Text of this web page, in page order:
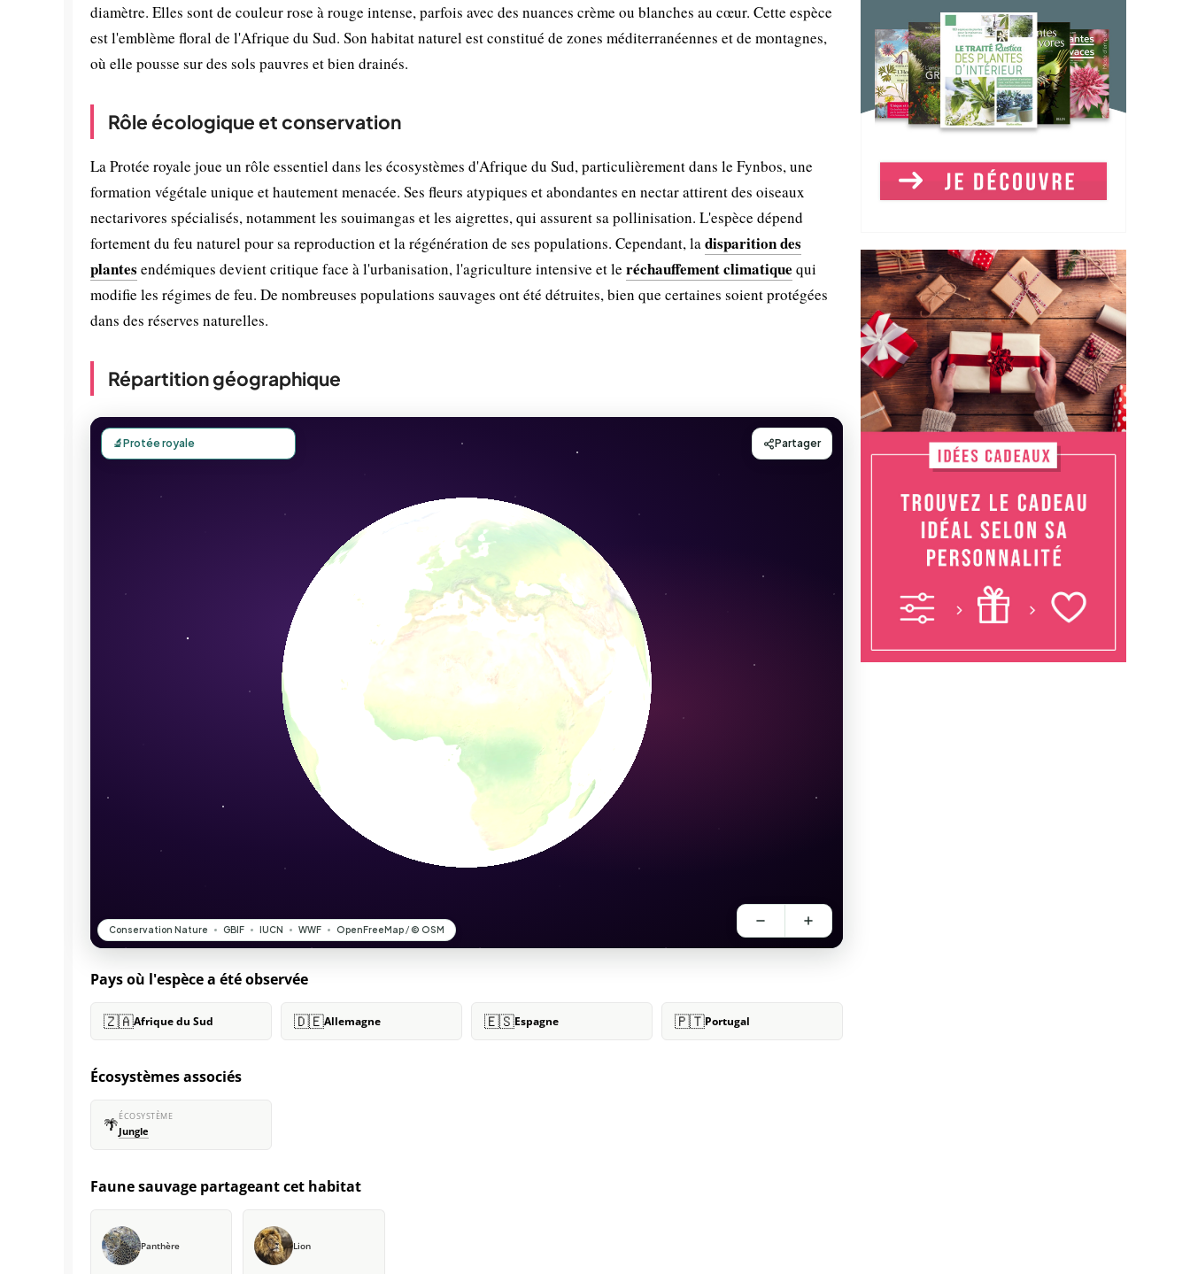
diamètre. Elles sont de couleur rose à rouge intense, parfois avec des nuances crème ou blanches au cœur. Cette espèce
est l'emblème floral de l'Afrique du Sud. Son habitat naturel est constitué de zones méditerranéennes et de montagnes,
où elle pousse sur des sols pauvres et bien drainés.
Rôle écologique et conservation
La Protée royale joue un rôle essentiel dans les écosystèmes d'Afrique du Sud, particulièrement dans le Fynbos, une
formation végétale unique et hautement menacée. Ses fleurs atypiques et abondantes en nectar attirent des oiseaux
nectarivores spécialisés, notamment les souimangas et les aigrettes, qui assurent sa pollinisation. L'espèce dépend
fortement du feu naturel pour sa reproduction et la régénération de ses populations. Cependant, ladisparition des
plantes endémiques devient critique face à l'urbanisation, l'agriculture intensive et le réchauffement climatique qui
modifie les régimes de feu. De nombreuses populations sauvages ont été détruites, bien que certaines soient protégées
dans des réserves naturelles.
Répartition géographique
Pays où l'espèce a été observée
🇿🇦Afrique du Sud 🇩🇪Allemagne 🇪🇸Espagne 🇵🇹Portugal
Écosystèmes associés
🌴ÉCOSYSTÈME
Jungle
Faune sauvage partageant cet habitat
Panthère Lion